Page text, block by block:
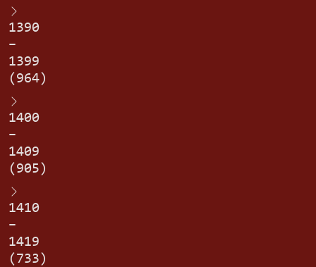
1390
–
1399
(964)
1400
–
1409
(905)
1410
–
1419
(733)